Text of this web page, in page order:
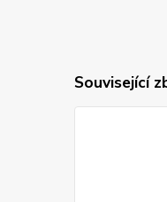
Související